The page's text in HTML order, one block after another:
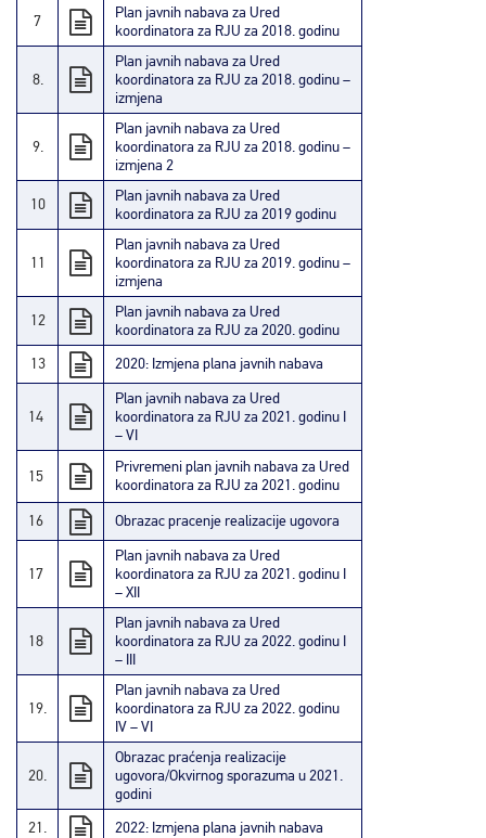
7
Plan javnih nabava za Ured
koordinatora za RJU za 2018. godinu
8.
Plan javnih nabava za Ured
koordinatora za RJU za 2018. godinu –
izmjena
9.
Plan javnih nabava za Ured
koordinatora za RJU za 2018. godinu –
izmjena 2
10
Plan javnih nabava za Ured
koordinatora za RJU za 2019 godinu
11
Plan javnih nabava za Ured
koordinatora za RJU za 2019. godinu –
izmjena
12
Plan javnih nabava za Ured
koordinatora za RJU za 2020. godinu
13
2020: Izmjena plana javnih nabava
14
Plan javnih nabava za Ured
koordinatora za RJU za 2021. godinu I
– VI
15
Privremeni plan javnih nabava za Ured
koordinatora za RJU za 2021. godinu
16
Obrazac pracenje realizacije ugovora
17
Plan javnih nabava za Ured
koordinatora za RJU za 2021. godinu I
– XII
18
Plan javnih nabava za Ured
koordinatora za RJU za 2022. godinu I
– III
19.
Plan javnih nabava za Ured
koordinatora za RJU za 2022. godinu
IV – VI
20.
Obrazac praćenja realizacije
ugovora/Okvirnog sporazuma u 2021.
godini
21.
2022: Izmjena plana javnih nabava